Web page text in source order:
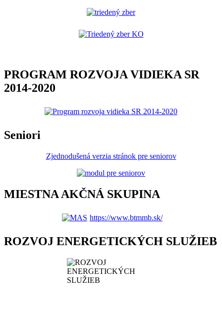
PROGRAM ROZVOJA VIDIEKA SR
2014-2020
Seniori
Zjednodušená verzia stránok pre seniorov
MIESTNA AKČNÁ SKUPINA
https://www.btmmb.sk/
ROZVOJ ENERGETICKÝCH SLUŽIEB